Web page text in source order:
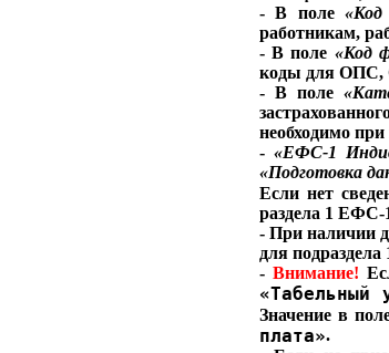
- В поле
работникам,
- В поле «Код
коды для ОПС,
- В поле
необходимо при
- «ЕФС-1
«Подготовка
Если нет
раздела 1
- При наличии
для
- Внимание!
«Табельный
Значение в
плата».